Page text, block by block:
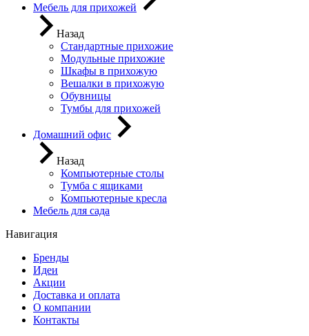
Мебель для прихожей
Назад
Стандартные прихожие
Модульные прихожие
Шкафы в прихожую
Вешалки в прихожую
Обувницы
Тумбы для прихожей
Домашний офис
Назад
Компьютерные столы
Тумба с ящиками
Компьютерные кресла
Мебель для сада
Навигация
Бренды
Идеи
Акции
Доставка и оплата
О компании
Контакты